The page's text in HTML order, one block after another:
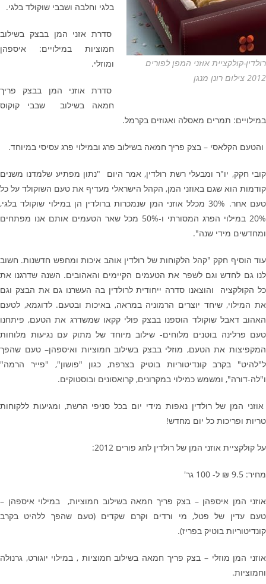
רולדין-קולקציית אוזני המפן לפורים
2012 צילום רונן מנגן
בלגי וחלבה ושבבי שוקולד בלגי.
סדרת אזני המן בבצק בשילוב
חמוציות במילויים: איספהן
ומוזלי.
סדרת אוזני המן בבצק פריך
חמאה בשילוב שבבי קוקוס
במילויים: תמרים מאסלה ואגוזים בקרמל.
והטעם הקלאסי – בצק פריך חמאה בשילוב פרג ובמילוי פרג עסיסי במיוחד.
קובי חקק, יו"ר ומבעלי רשת רולדין, אמר היום "נתון מפתיע שלמדנו משנים
קודמות הוא שגם באוזני המן, הקהל הישראלי מעדיף את טעם השוקולד על כל
טעם אחר. 30% מכלל אוזני המן שנמכרות ברולדין הן במילוי שוקולד בלגי,
20% במילוי הפרג המסורתי ו-50% מכל שאר הטעמים אותם אנו מפתחים
ומחדשים מידי שנה".
עוד הוסיף חקק "קהל הלקוחות של רולדין אוהב איכות ומחפש חדשנות. חשוב
לנו גם לחדש וגם לשפר את הטעמים הקיימים והאהובים. השנה שדרגנו את
כל הקולקציה והוצאנו סדרה ייחודית לרולדין בה העשרנו גם את הבצק וגם
את המילוי, שיחד יוצרים הרמוניה במראה, באיכות ובטעם. לדוגמא, לטעם
האהוב דאבל שוקולד הוספנו בבצק פולי קקאו שמשדרג את הטעם, פיתחנו
טעם פרלינה בוטנים מלוחים- שילוב מיוחד של מתוק עם נגיעות מלוחות
המקפיצות את הטעם, מוזלי בבצק בשילוב חמוציות ואיספהן– טעם שהפך
ל"להיט" בקרב קונדיטוריות בוטיק בצרפת, כגון "פושון", "פייר הרמה"
ו"לה-דורה", ומשמש כמילוי במקרונים, קרואסונים ובוסטוקים.
אוזני המן של רולדין נאפות מידי יום בכל סניפי הרשת, ומגיעות ללקוחות
טריות ופריכות כל יום מחדש!
על קולקציית אוזני המן של רולדין לחג פורים 2012:
מחיר: 9.5 ₪ ל- 100 גר'
אוזני המן איספהן – בצק פריך חמאה בשילוב חמוציות, במילוי איספהן –
טעם עדין של פטל, מי ורדים וקרם שקדים (טעם שהפך ללהיט בקרב
קונדיטוריות בוטיק בפריז).
אוזני המן מוזלי – בצק פריך חמאה בשילוב חמוציות , במילוי יוגורט, גרנולה
וחמוציות.